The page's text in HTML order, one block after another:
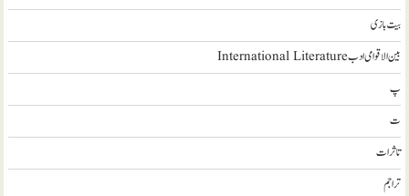
بیت بازی
بین الاقوامی ادب International Literature
پ
ت
تاثرات
تراجم